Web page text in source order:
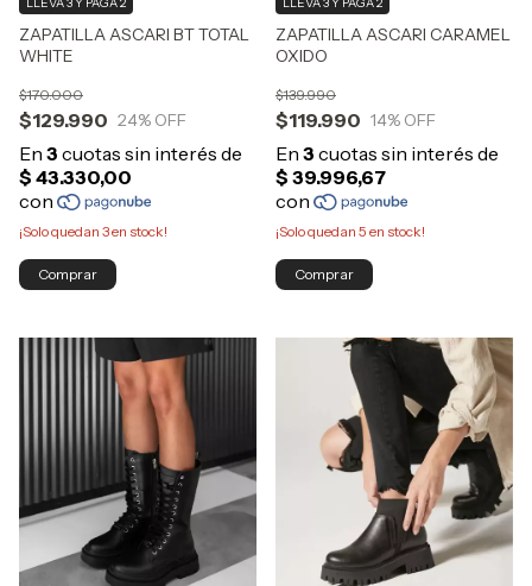
ZAPATILLA ASCARI BT TOTAL
WHITE
$129.990
$170.000
24% OFF
LLEVÁ 3 Y PAGÁ 2
¡Solo quedan 3en stock!
Comprar
ZAPATILLA ASCARI CARAMEL
OXIDO
$119.990
$139.990
14% OFF
LLEVÁ 3 Y PAGÁ 2
¡Solo quedan 5 en stock!
Comprar